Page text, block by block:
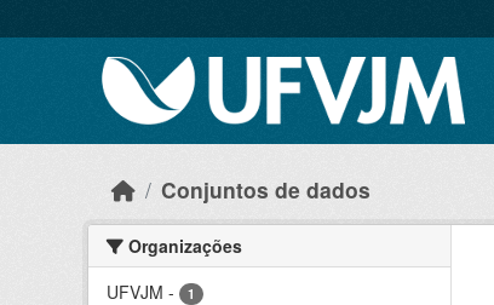
Conjuntos de dados
Organizações
UFVJM - 1